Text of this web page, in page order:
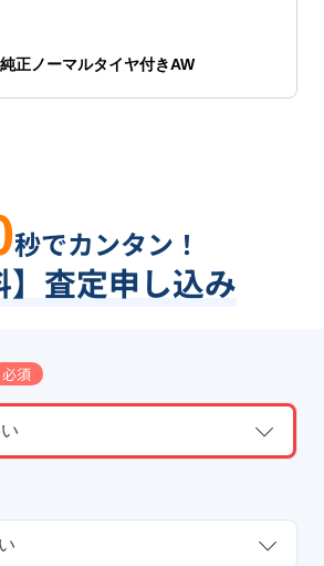
正ノーマルタイヤ付きAW
秒でカンタン！
】査定申し込み
必須